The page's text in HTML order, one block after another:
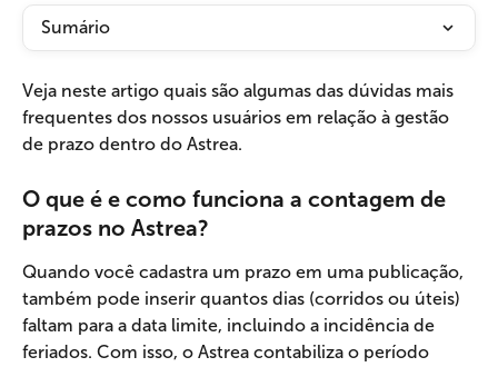
Sumário
Veja neste artigo quais são algumas das dúvidas mais
frequentes dos nossos usuários em relação à gestão
de prazo dentro do Astrea.
O que é e como funciona a contagem de
prazos no Astrea?
Quando você cadastra um prazo em uma publicação,
também pode inserir quantos dias (corridos ou úteis)
faltam para a data limite, incluindo a incidência de
feriados. Com isso, o Astrea contabiliza o período